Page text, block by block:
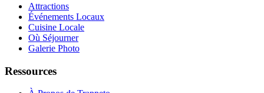
Attractions
Événements Locaux
Cuisine Locale
Où Séjourner
Galerie Photo
Ressources